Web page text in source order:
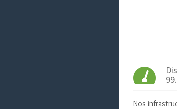
Nos